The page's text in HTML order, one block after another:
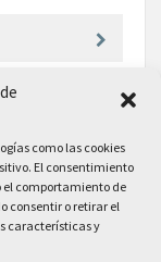
como las cookies
El consentimiento
el comportamiento de
consentir o retirar el
características y